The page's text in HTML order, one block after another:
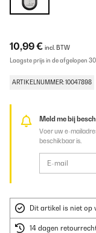
10,99 € incl. BTW
Laagste prijs in de afgelopen
ARTIKELNUMMER: 10047898
Meld me bij
Voer uw e-
beschikbaar is.
Dit artikel is niet op
14 dagen